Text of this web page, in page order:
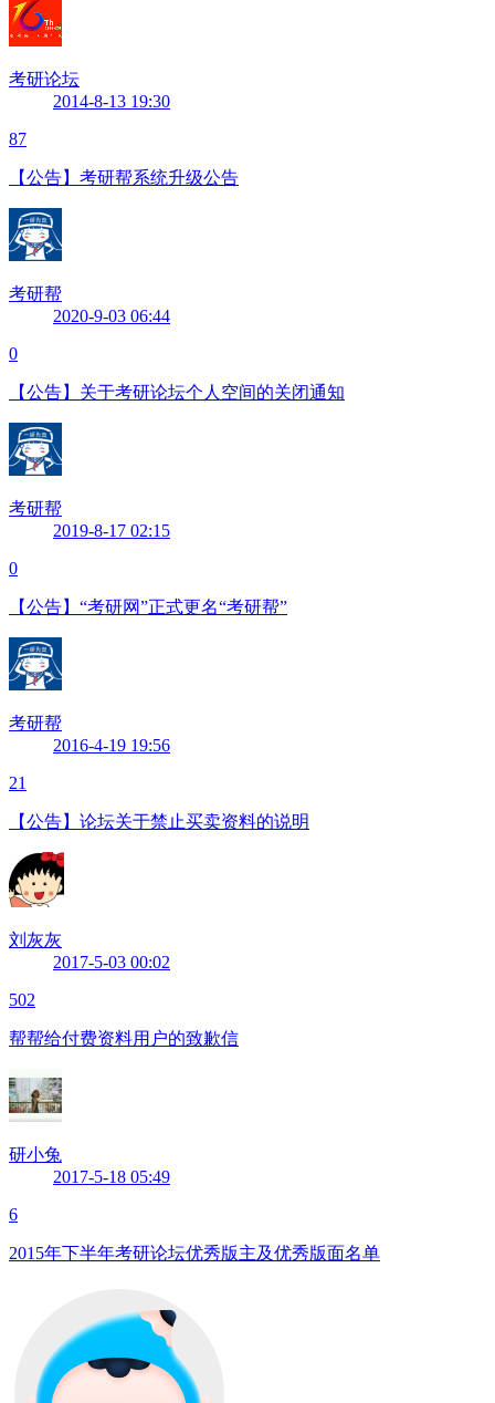
考研论坛
2014-8-13 19:30
87
【公告】考研帮系统升级公告
考研帮
2020-9-03 06:44
0
【公告】关于考研论坛个人空间的关闭通知
考研帮
2019-8-17 02:15
0
【公告】“考研网”正式更名“考研帮”
考研帮
2016-4-19 19:56
21
【公告】论坛关于禁止买卖资料的说明
刘灰灰
2017-5-03 00:02
502
帮帮给付费资料用户的致歉信
研小兔
2017-5-18 05:49
6
2015年下半年考研论坛优秀版主及优秀版面名单